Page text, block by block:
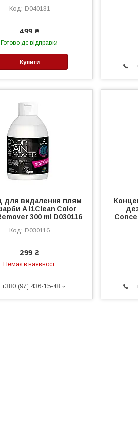
D040131
499 ₴
Готово до відправки
Купити
для видалення плям
All1Clean Color
300 ml D030116
D030116
299 ₴
Немає в наявності
+380 (97) 436-15-48